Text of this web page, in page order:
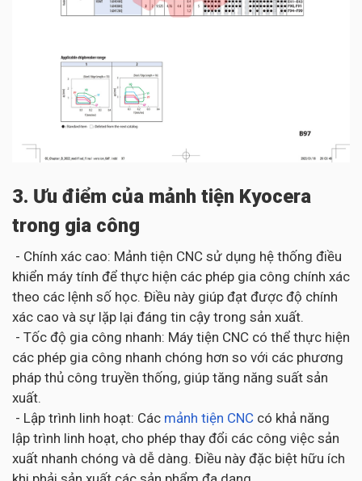
3. Ưu điểm của mảnh tiện Kyocera
trong gia công
- Chính xác cao: Mảnh tiện CNC sử dụng hệ thống điều
khiển máy tính để thực hiện các phép gia công chính xác
theo các lệnh số học. Điều này giúp đạt được độ chính
xác cao và sự lặp lại đáng tin cậy trong sản xuất.
- Tốc độ gia công nhanh: Máy tiện CNC có thể thực hiện
các phép gia công nhanh chóng hơn so với các phương
pháp thủ công truyền thống, giúp tăng năng suất sản
xuất.
- Lập trình linh hoạt: Các mảnh tiện CNC có khả năng
lập trình linh hoạt, cho phép thay đổi các công việc sản
xuất nhanh chóng và dễ dàng. Điều này đặc biệt hữu ích